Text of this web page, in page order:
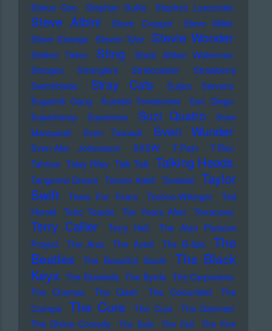
Status Quo
Stephan Sulke Stephen Luscombe
Steve Albini Steve Cropper
Steve Miller
Steve Strange Steven Tyler Stevie Wonder
Stieber Twins Sting
Stock Aitken Waterman
Stooges
Stranglers Stratocaster
Strawberry
Switchblade
Stray Cats
Sufjan Stevens
Sugarhill Gang
Suicidal Tendencies
Sun Diego
Supertramp
Supremes Suzi Quatro
Sven
Marquardt
Sven Tasnadi Sven Wunder
Sven-Ake Johansson SXSW T-Pain
T.Rex
Tahnee Talay Riley Talk Talk Talking Heads
Tangerine Dream Tanner Adell Tarwater Taylor
Swift
Tears For Fears Techno-Wikinger
Ted
Herold
Teho Teardo Ten Years After Terranova
Terry Callier Terry Hall
The Alan Parsons
Project
The Arcs The Avicii The B-52s
The
Beatles
The Beautiful South
The Black
Keys The Bluebells The Byrds The Carpenters
The Champs
The Clash The Colourfield
The
Cramps
The Cure The Curs
The Damned
The Divine Comedy
The Eels The Fall
The Five